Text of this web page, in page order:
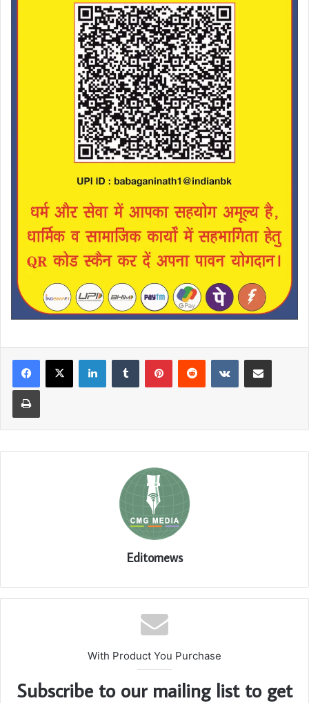
LinkedInTumblr PinterestReddit VKontakteShare via Email
Print
Editornews
With Product You Purchase
Subscribe to our mailing list to get